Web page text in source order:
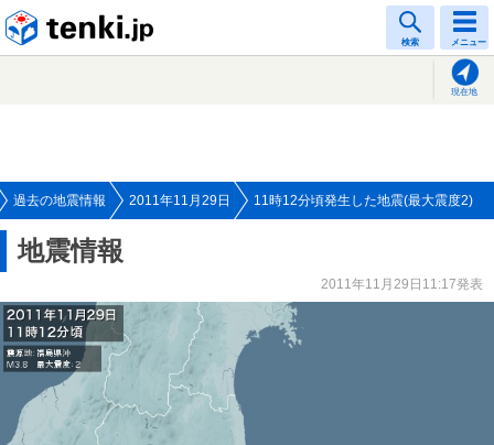
検索 メニュー
現在地
過去の地震情報 2011年11月29日 11時12分頃発生した地震(最大震度2)
地震情報
2011年11月29日11:17発表